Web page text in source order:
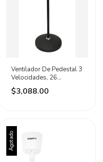
Ventilador De Pedestal 3
Velocidades, 26
Pulgadas Surtek 66.04
Cm N/a Negro N/a
$3,088.00
Agotado